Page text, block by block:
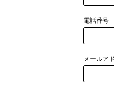
電話番号
メールア